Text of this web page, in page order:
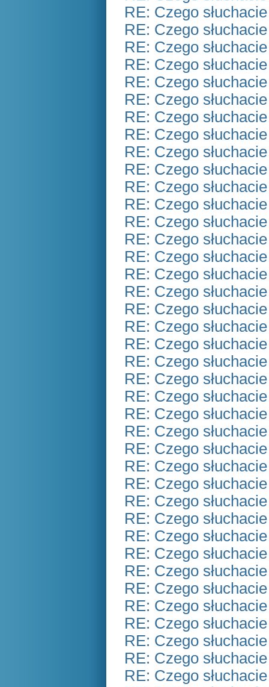
RE: Czego
RE: Czego
RE: Czego
RE: Czego
RE: Czego
RE: Czego
RE: Czego
RE: Czego
RE: Czego
RE: Czego
RE: Czego
RE: Czego
RE: Czego
RE: Czego
RE: Czego
RE: Czego
RE: Czego
RE: Czego
RE: Czego
RE: Czego
RE: Czego
RE: Czego
RE: Czego
RE: Czego
RE: Czego
RE: Czego
RE: Czego
RE: Czego
RE: Czego
RE: Czego
RE: Czego
RE: Czego
RE: Czego
RE: Czego
RE: Czego
RE: Czego
RE: Czego
RE: Czego
RE: Czego